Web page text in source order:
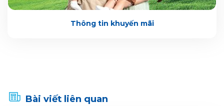
Thông tin khuyến mãi
Bài viết liên quan